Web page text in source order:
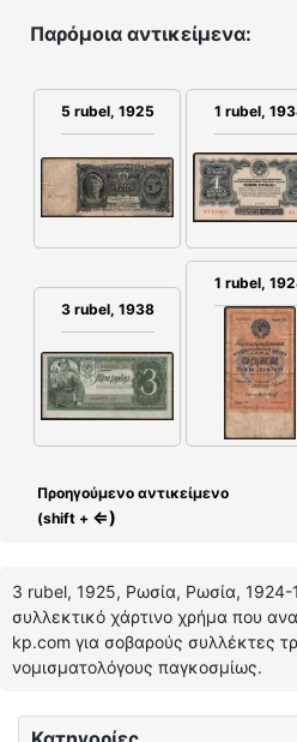
Παρόμοια αντικείμενα:
5 rubel, 1925 1 rubel,
3 rubel, 1938
1 rubel,
Προηγούμενο αντικείμενο
(shift + ⇐)
3 rubel, 1925, Ρωσία, Ρωσία, 1924-
συλλεκτικό χάρτινο χρήμα που
kp.com για σοβαρούς συλλέκτες
νομισματολόγους παγκοσμίως.